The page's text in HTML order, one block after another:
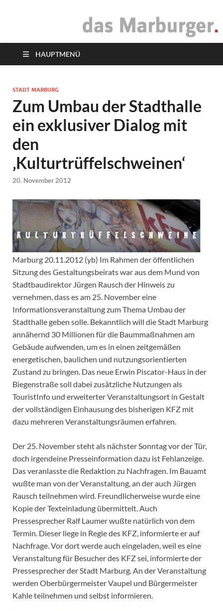
das Marburger.
HAUPTMENÜ
STADT MARBURG
Zum Umbau der Stadthalle
ein exklusiver Dialog mit
den
‚Kulturtrüffelschweinen‘
20. November 2012
Marburg 20.11.2012 (yb) Im Rahmen der öffentlichen
Sitzung des Gestaltungsbeirats war aus dem Mund von
Stadtbaudirektor Jürgen Rausch der Hinweis zu
vernehmen, dass es am 25. November eine
Informationsveranstaltung zum Thema Umbau der
Stadthalle geben solle. Bekanntlich will die Stadt Marburg
annähernd 30 Millionen für die Baummaßnahmen am
Gebäude aufwenden, um es in einen zeitgemäßen
energetischen, baulichen und nutzungsorientierten
Zustand zu bringen. Das neue Erwin Piscator-Haus in der
Biegenstraße soll dabei zusätzliche Nutzungen als
TouristInfo und erweiterter Veranstaltungsort in Gestalt
der vollständigen Einhausung des bisherigen KFZ mit
dazu mehreren Veranstaltungsräumen erfahren.
Der 25. November steht als nächster Sonntag vor der Tür,
doch irgendeine Presseinformation dazu ist Fehlanzeige.
Das veranlasste die Redaktion zu Nachfragen. Im Bauamt
wußte man von der Veranstaltung, an der auch Jürgen
Rausch teilnehmen wird. Freundlicherweise wurde eine
Kopie der Texteinladung übermittelt. Auch
Pressesprecher Ralf Laumer wußte natürlich von dem
Termin. Dieser liege in Regie des KFZ, informierte er auf
Nachfrage. Vor dort werde auch eingeladen, weil es eine
Veranstaltung für Besucher des KFZ sei, informierte der
Pressesprecher der Stadt Marburg. An der Veranstaltung
werden Oberbürgermeister Vaupel und Bürgermeister
Kahle teilnehmen und selbst informieren.